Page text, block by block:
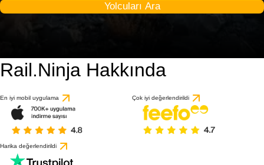
Yolcuları Ara
Rail.Ninja Hakkında
En iyi mobil uygulama Çok iyi değerlendirildi
Harika değerlendirildi